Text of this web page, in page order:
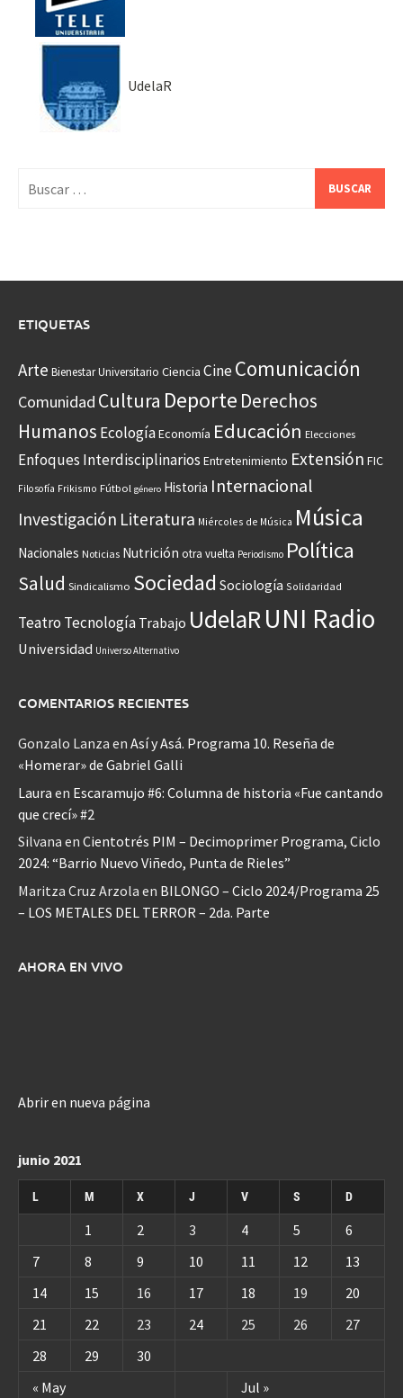
UdelaR
ETIQUETAS
Arte Bienestar Universitario Ciencia CineComunicación
Comunidad Cultura Deporte Derechos
Humanos EcologíaEconomía Educación Elecciones
Enfoques Interdisciplinarios Entretenimiento Extensión FIC
Filosofía Frikismo Fútbol género Historia Internacional
Investigación Literatura Miércoles de Música Música
Nacionales Noticias Nutrición otra vuelta Periodismo Política
Salud Sindicalismo Sociedad Sociología Solidaridad
Teatro Tecnología Trabajo UdelaRUNI Radio
Universidad Universo Alternativo
COMENTARIOS RECIENTES
Gonzalo Lanza en Así y Asá. Programa 10. Reseña de
«Homerar» de Gabriel Galli
Laura en Escaramujo #6: Columna de historia «Fue cantando
que crecí» #2
Silvana en Cientotrés PIM – Decimoprimer Programa, Ciclo
2024: “Barrio Nuevo Viñedo, Punta de Rieles”
Maritza Cruz Arzola en BILONGO – Ciclo 2024/Programa 25
– LOS METALES DEL TERROR – 2da. Parte
AHORA EN VIVO
Abrir en nueva página
junio 2021
L M X J V S D
« May Jul »
1 2 3 4 5
6
7
8 9 10 11 12
13
14
15 16 17 18 19
20
21
22 23 24 25 26
27
28
29 30